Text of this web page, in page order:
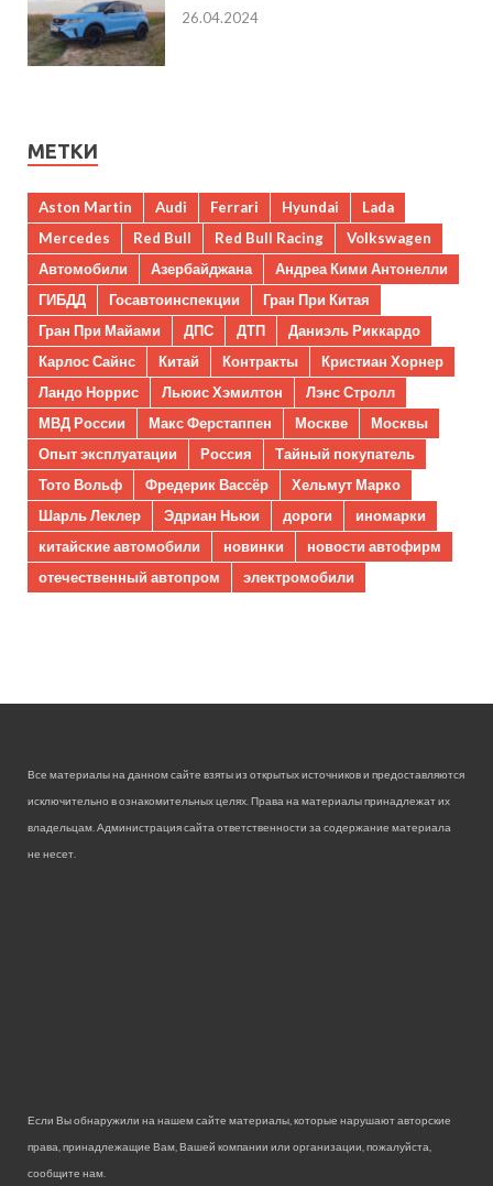
26.04.2024
МЕТКИ
Aston Martin Audi Ferrari Hyundai
Lada
Mercedes
Red Bull Red Bull Racing
Volkswagen
Автомобили
Азербайджана
Андреа Кими Антонелли
ГИБДД
Госавтоинспекции
Гран При Китая
Гран При Майами
ДПС ДТП
Даниэль Риккардо
Карлос Сайнс
Китай Контракты
Кристиан Хорнер
Ландо Норрис
Льюис Хэмилтон
Лэнс Стролл
МВД России
Макс Ферстаппен Москве
Москвы
Опыт эксплуатации
Россия
Тайный покупатель
Тото Вольф
Фредерик Вассёр
Хельмут Марко
Шарль Леклер
Эдриан Ньюи дороги
иномарки
китайские автомобили
новинки
новости автофирм
отечественный автопром
электромобили
Все материалы на данном сайте взяты из открытых источников и предоставляются
исключительно в ознакомительных целях. Права на материалы принадлежат их
владельцам. Администрация сайта ответственности за содержание материала
не несет.
Если Вы обнаружили на нашем сайте материалы, которые нарушают авторские
права, принадлежащие Вам, Вашей компании или организации, пожалуйста,
сообщите нам.